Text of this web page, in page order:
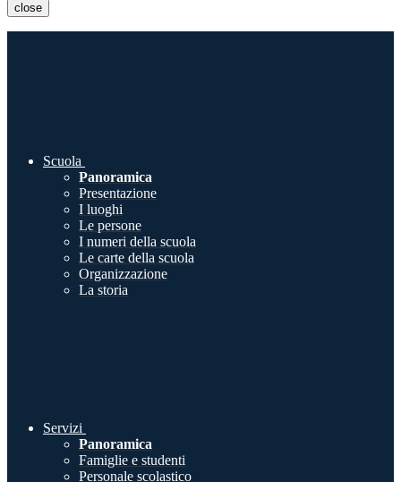
close
Scuola
Panoramica
Presentazione
I luoghi
Le persone
I numeri della scuola
Le carte della scuola
Organizzazione
La storia
Servizi
Panoramica
Famiglie e studenti
Personale scolastico